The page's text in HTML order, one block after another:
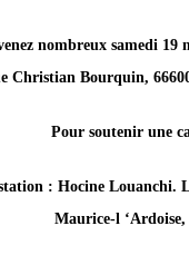
nombreux samedi 19
Christian Bourquin,
Pour soutenir une
: Hocine Louanchi.
Maurice-l